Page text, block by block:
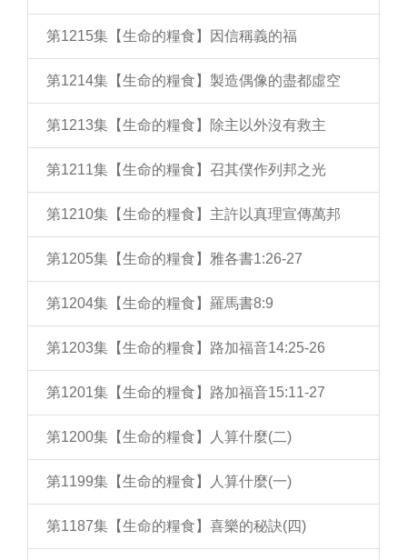
第1215集【生命的糧食】因信稱義的福
第1214集【生命的糧食】製造偶像的盡都虛空
第1213集【生命的糧食】除主以外沒有救主
第1211集【生命的糧食】召其僕作列邦之光
第1210集【生命的糧食】主許以真理宣傳萬邦
第1205集【生命的糧食】雅各書1:26-27
第1204集【生命的糧食】羅馬書8:9
第1203集【生命的糧食】路加福音14:25-26
第1201集【生命的糧食】路加福音15:11-27
第1200集【生命的糧食】人算什麼(二)
第1199集【生命的糧食】人算什麼(一)
第1187集【生命的糧食】喜樂的秘訣(四)